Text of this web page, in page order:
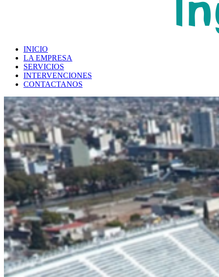
Menu
INICIO
LA EMPRESA
SERVICIOS
INTERVENCIONES
CONTACTANOS